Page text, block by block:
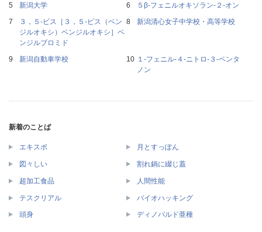
新潟大学
５β‐フェニルオキソラン‐２‐オン
３，５‐ビス［３，５‐ビス（ベン
ジルオキシ）ベンジルオキシ］ベ
ンジルブロミド
新潟清心女子中学校・高等学校
新潟自動車学校
１‐フェニル‐４‐ニトロ‐３‐ペンタ
ノン
新着のことば
エキスポ 月とすっぽん
図々しい 割れ鍋に綴じ蓋
超加工食品 人間性能
テスクリアル バイオハッキング
頭身 ディノバルド亜種